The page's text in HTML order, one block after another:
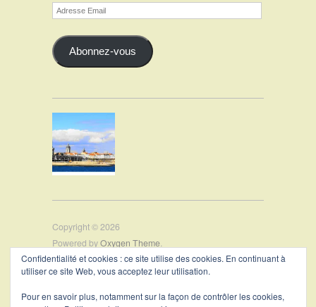
Adresse
Email
Abonnez-vous
Copyright © 2026
Powered byOxygen Theme.
PRÉSENTATION
CONTACT
Confidentialité et cookies : ce site utilise des cookies. En continuant à
utiliser ce site Web, vous acceptez leur utilisation.
Pour en savoir plus, notamment sur la façon de contrôler les cookies,